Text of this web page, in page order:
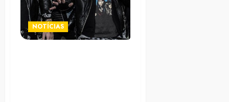
NOTÍCIAS